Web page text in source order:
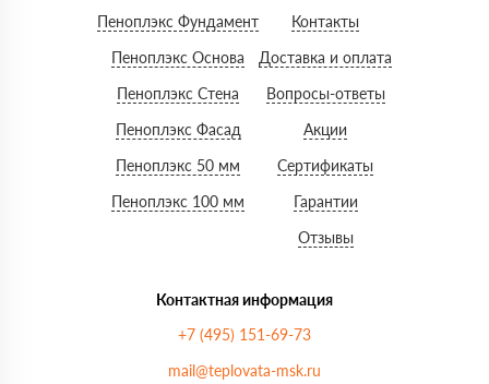
Пеноплэкс Фундамент
Пеноплэкс Основа
Пеноплэкс Стена
Пеноплэкс Фасад
Пеноплэкс 50 мм
Пеноплэкс 100 мм
Контакты
Доставка и оплата
Вопросы-ответы
Акции
Сертификаты
Гарантии
Отзывы
Контактная информация
+7 (495) 151-69-73
mail@teplovata-msk.ru